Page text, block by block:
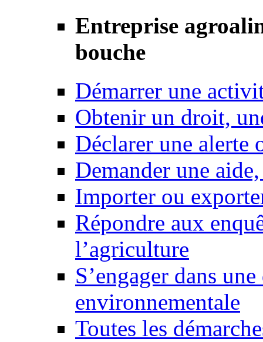
Entreprise
bouche
Démarrer une
Obtenir un droit,
Déclarer une alerte
Demander une
Importer ou
Répondre aux
l’agriculture
S’engager dans
environnementale
Toutes les